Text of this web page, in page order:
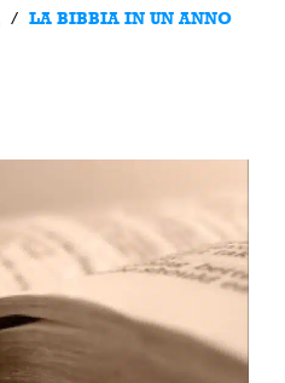
/ LA BIBBIA IN UN ANNO